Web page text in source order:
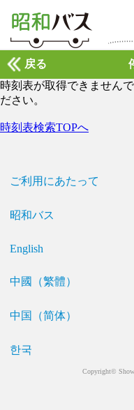
戻る
時刻表が取得できません
ださい。
時刻表検索TOPへ
ご利用にあたって
昭和バス
English
中國（繁體）
中国（简体）
한국
Copyright©